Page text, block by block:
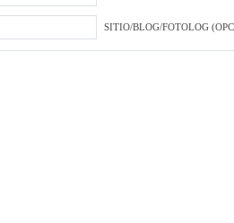
SITIO/BLOG/FOTOLOG